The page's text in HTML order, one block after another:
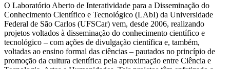
O Laboratório Aberto de Interatividade para a Disseminação do
Conhecimento Científico e Tecnológico (LAbI) da Universidade
Federal de São Carlos (UFSCar) vem, desde 2006, realizando
projetos voltados à disseminação do conhecimento científico e
tecnológico – com ações de divulgação científica e, também,
voltadas ao ensino formal das ciências – pautados no princípio de
promoção da cultura científica pela aproximação entre Ciência e